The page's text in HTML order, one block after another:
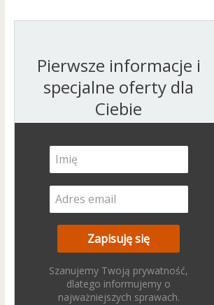
Pierwsze informacje i
specjalne oferty dla
Ciebie
Szanujemy Twoją prywatność,
dlatego informujemy o
najważniejszych sprawach.